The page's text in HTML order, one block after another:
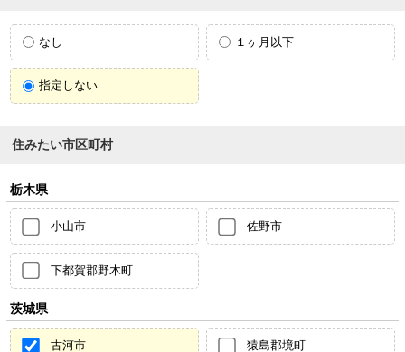
なし １ヶ月以下
指定しない
住みたい市区町村
栃木県
小山市 佐野市
下都賀郡野木町
茨城県
古河市 猿島郡境町